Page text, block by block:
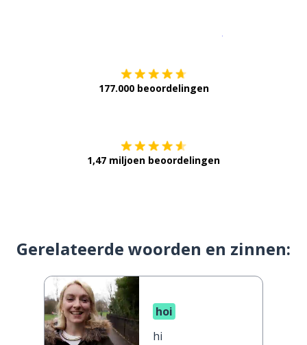
177.000 beoordelingen
1,47 miljoen beoordelingen
Gerelateerde woorden en zinnen:
hoi
hi